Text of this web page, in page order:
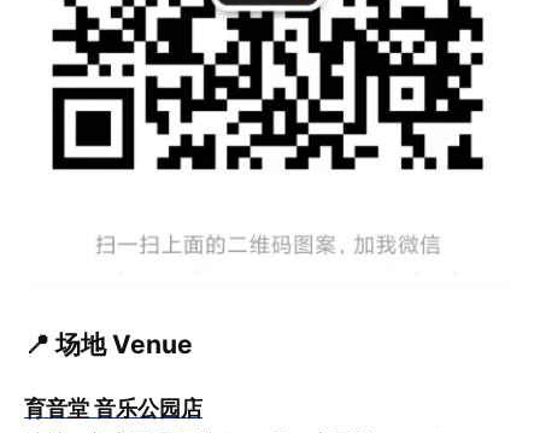
📍 场地 Venue
育音堂 音乐公园店